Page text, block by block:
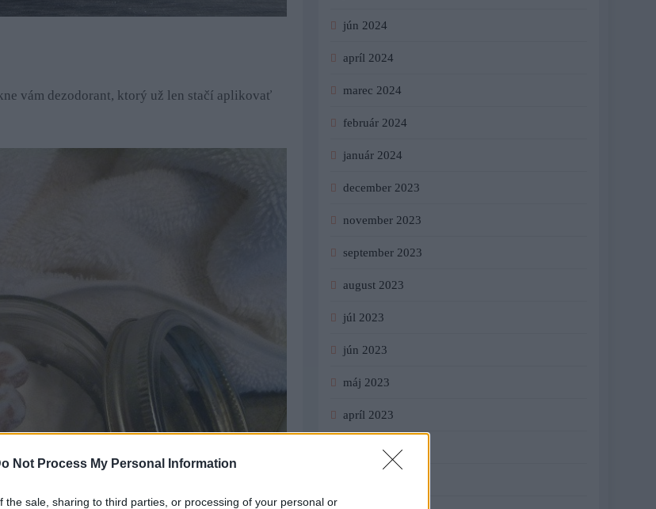
Not Process My Personal Information
the sale, sharing to third parties, or processing of your personal or
vám dezodorant, ktorý už len stačí aplikovať
jún 2024
apríl 2024
marec 2024
február 2024
január 2024
december 2023
november 2023
september 2023
august 2023
júl 2023
jún 2023
máj 2023
apríl 2023
marec 2023